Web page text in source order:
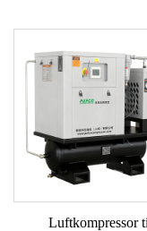
Luftkompressor